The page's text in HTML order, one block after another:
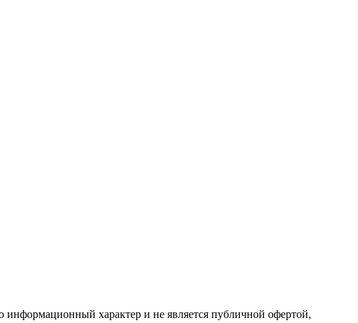
характер и не является публичной офертой,